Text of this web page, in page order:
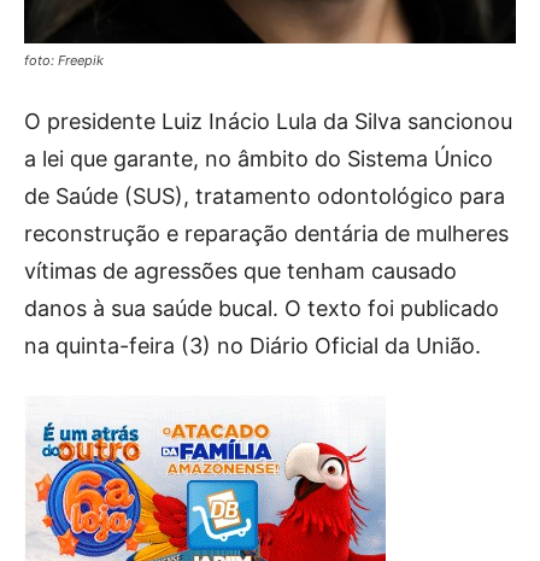
foto: Freepik
O presidente Luiz Inácio Lula da Silva sancionou
a lei que garante, no âmbito do Sistema Único
de Saúde (SUS), tratamento odontológico para
reconstrução e reparação dentária de mulheres
vítimas de agressões que tenham causado
danos à sua saúde bucal. O texto foi publicado
na quinta-feira (3) no Diário Oficial da União.